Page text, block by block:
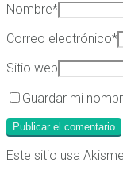
Nombre*
Correo electrónico*
Sitio web
Guardar mi
Este sitio usa